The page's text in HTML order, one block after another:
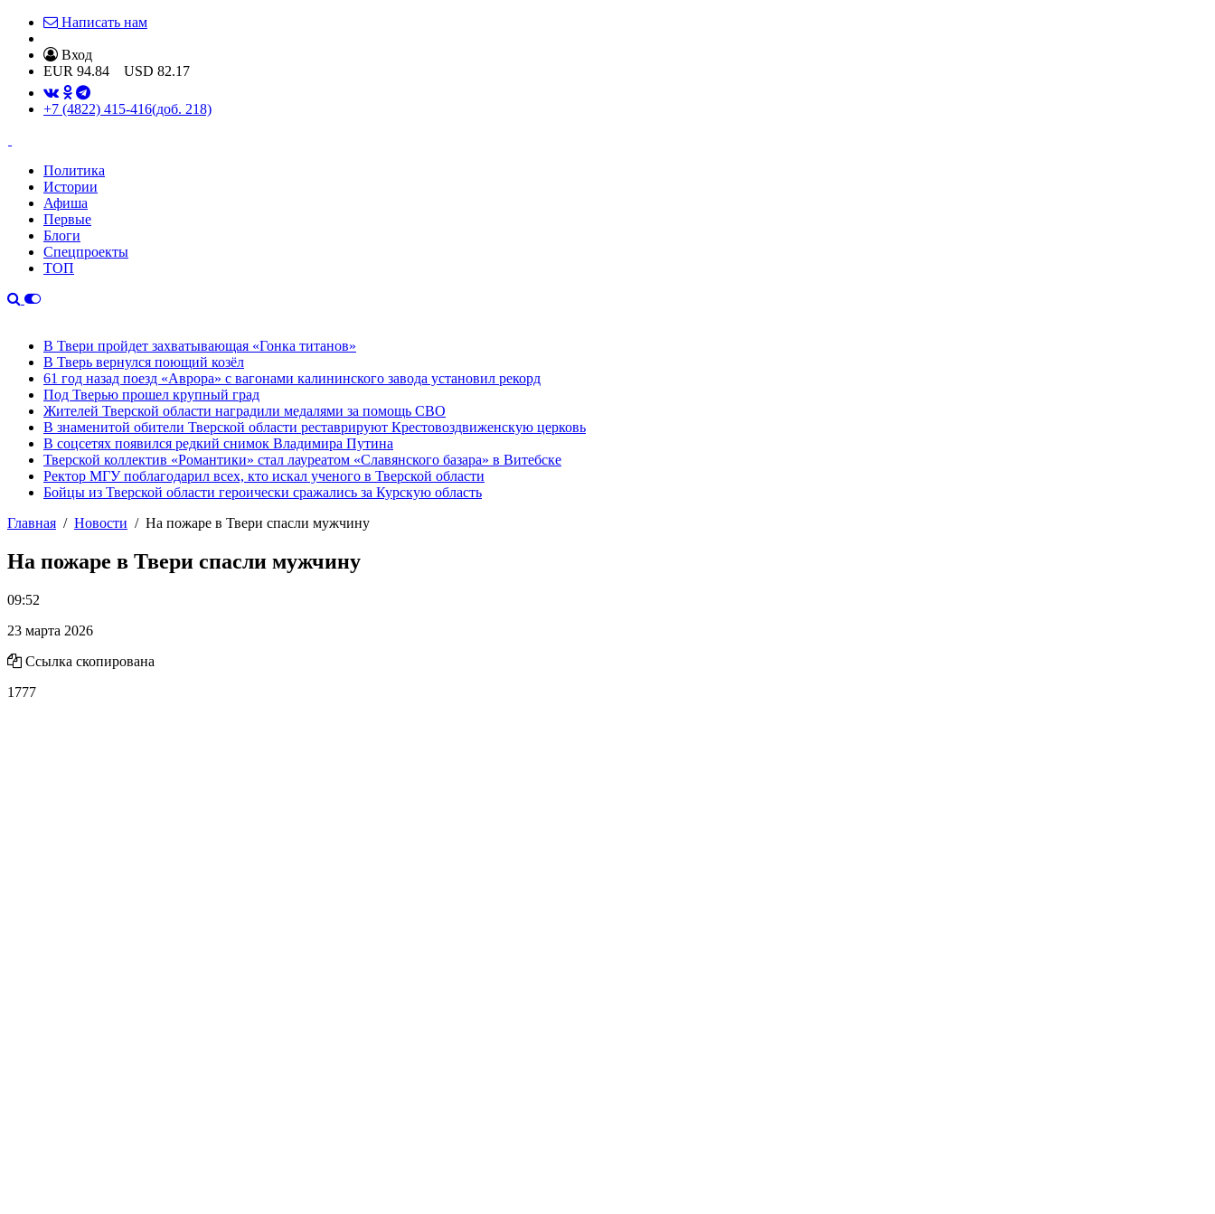
Написать нам
Вход
EUR 94.84 USD 82.17
+7 (4822) 415-416(доб. 218)
Политика
Истории
Афиша
Первые
Блоги
Спецпроекты
ТОП
В Твери пройдет захватывающая «Гонка титанов»
В Тверь вернулся поющий козёл
61 год назад поезд «Аврора» с вагонами калининского завода установил рекорд
Под Тверью прошел крупный град
Жителей Тверской области наградили медалями за помощь СВО
В знаменитой обители Тверской области реставрируют Крестовоздвиженскую церковь
В соцсетях появился редкий снимок Владимира Путина
Тверской коллектив «Романтики» стал лауреатом «Славянского базара» в Витебске
Ректор МГУ поблагодарил всех, кто искал ученого в Тверской области
Бойцы из Тверской области героически сражались за Курскую область
Главная
Новости На пожаре в Твери спасли мужчину
На пожаре в Твери спасли мужчину
09:52
23 марта 2026
Ссылка скопирована
1777